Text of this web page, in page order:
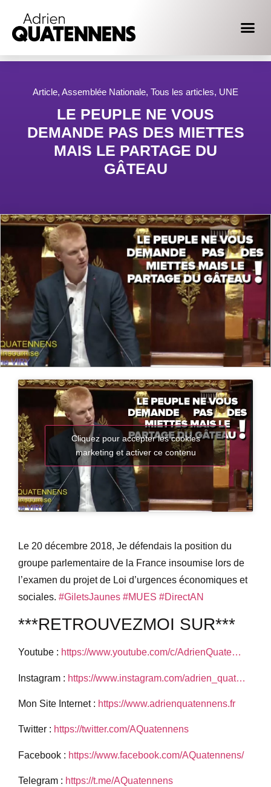
Article, Assemblée Nationale, Tous les articles, UNE
LE PEUPLE NE VOUS
DEMANDE PAS DES MIETTES
MAIS LE PARTAGE DU
GÂTEAU
Cliquez pour accepter les cookies
marketing et activer ce contenu
Le 20 décembre 2018, Je défendais la position du
groupe parlementaire de la France insoumise lors de
l’examen du projet de Loi d’urgences économiques et
sociales. #GiletsJaunes #MUES #DirectAN
***RETROUVEZMOI SUR***
Youtube : https://www.youtube.com/c/AdrienQuate…
Instagram : https://www.instagram.com/adrien_quat…
Mon Site Internet : https://www.adrienquatennens.fr
Twitter : https://twitter.com/AQuatennens
Facebook : https://www.facebook.com/AQuatennens/
Telegram : https://t.me/AQuatennens